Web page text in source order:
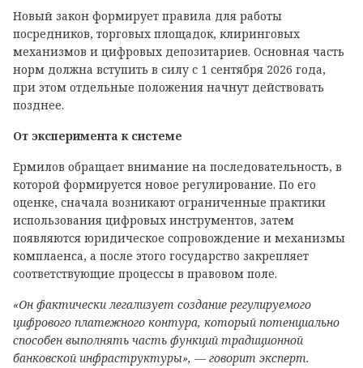
Новый закон формирует правила для работы
посредников, торговых площадок, клиринговых
механизмов и цифровых депозитариев. Основная часть
норм должна вступить в силу с 1 сентября 2026 года,
при этом отдельные положения начнут действовать
позднее.
От эксперимента к системе
Ермилов обращает внимание на последовательность, в
которой формируется новое регулирование. По его
оценке, сначала возникают ограниченные практики
использования цифровых инструментов, затем
появляются юридическое сопровождение и механизмы
комплаенса, а после этого государство закрепляет
соответствующие процессы в правовом поле.
«Он фактически легализует создание регулируемого
цифрового платежного контура, который потенциально
способен выполнять часть функций традиционной
банковской инфраструктуры», — говорит эксперт.